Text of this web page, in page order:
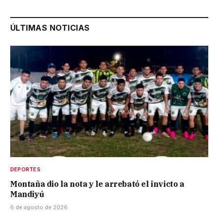
ÚLTIMAS NOTICIAS
DEPORTES
Montaña dio la nota y le arrebató el invicto a
Mandiyú
6 de agosto de 2026